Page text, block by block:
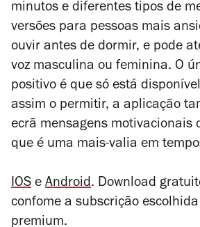
minutos e diferentes tipos de
versões para pessoas mais
ouvir antes de dormir, e pode
voz masculina ou feminina. O
positivo é que só está
assim o permitir, a aplicação
ecrã mensagens motivacionais
que é uma mais-valia em
IOS e Android. Download
confome a subscrição
premium.